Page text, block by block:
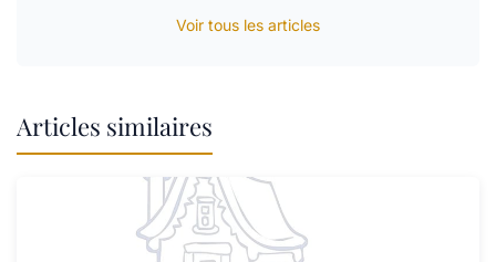
Voir tous les articles
Articles similaires